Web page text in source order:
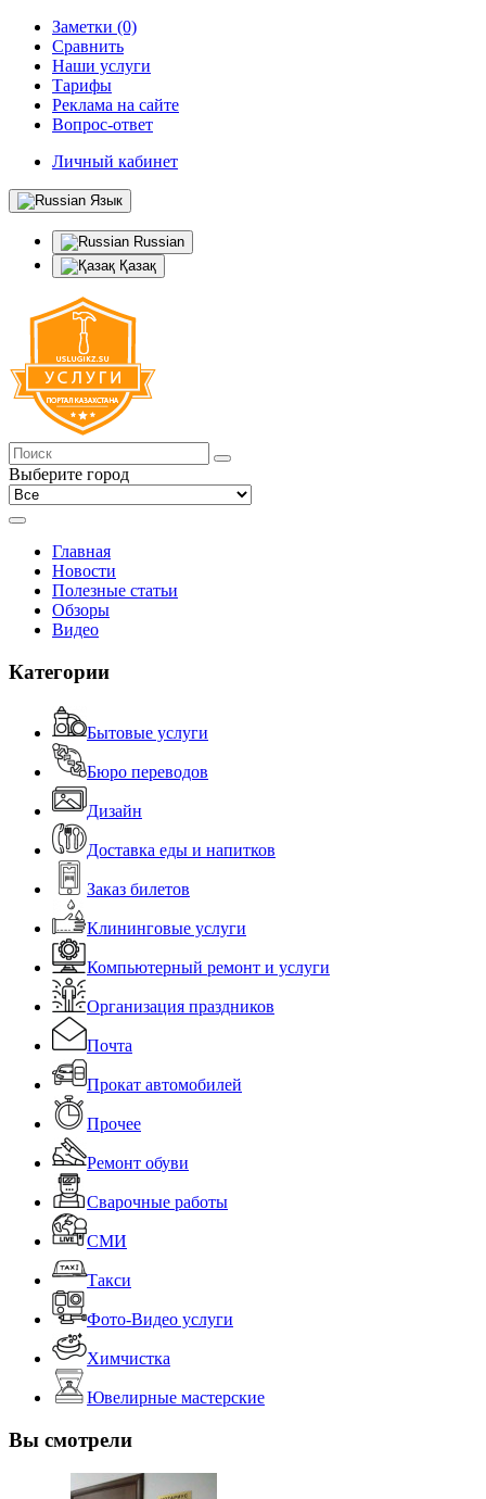
Заметки (0)
Сравнить
Наши услуги
Тарифы
Реклама на сайте
Вопрос-ответ
Личный кабинет
Язык
Russian
Қазақ
Выберите город
Главная
Новости
Полезные статьи
Обзоры
Видео
Категории
Бытовые услуги
Бюро переводов
Дизайн
Доставка еды и напитков
Заказ билетов
Клининговые услуги
Компьютерный ремонт и услуги
Организация праздников
Почта
Прокат автомобилей
Прочее
Ремонт обуви
Сварочные работы
СМИ
Такси
Фото-Видео услуги
Химчистка
Ювелирные мастерские
Вы смотрели